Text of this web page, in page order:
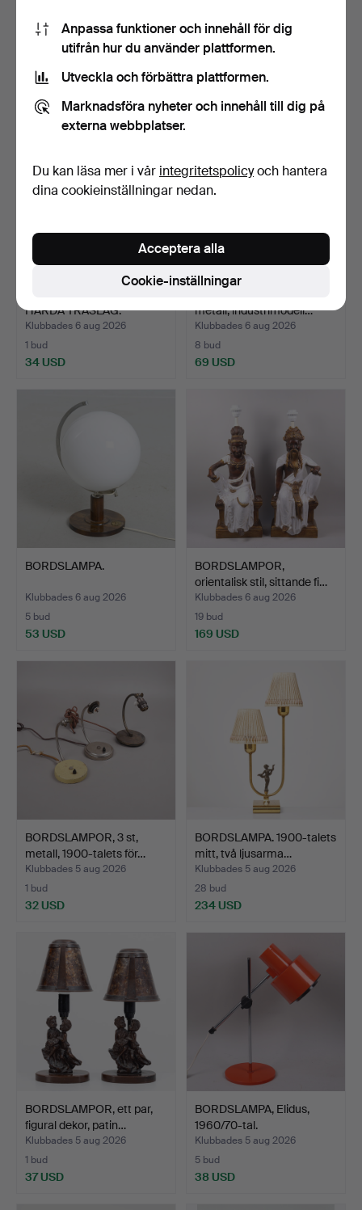
SÖLKEN-LEUCHTEN
BORDSLAMPA MOD.
2441/01 I …
Klubbades 6 aug 2026
1 bud
BORDSLAMPOR, IKEA
1960/70-TAL, ETT PAR, "E…
Klubbades 6 aug 2026
1 bud
HÅRDA TRÄSLAG.
Klubbades 6 aug 2026
1 bud
34 USD
metall, industrimodell…
Klubbades 6 aug 2026
8 bud
69 USD
BORDSLAMPA.
Klubbades 6 aug 2026
5 bud
53 USD
BORDSLAMPOR,
orientalisk stil, sittande fi…
Klubbades 6 aug 2026
19 bud
169 USD
BORDSLAMPOR, 3 st,
metall, 1900-talets för…
Klubbades 5 aug 2026
1 bud
32 USD
BORDSLAMPA. 1900-talets
mitt, två ljusarma…
Klubbades 5 aug 2026
28 bud
234 USD
BORDSLAMPOR, ett par,
figural dekor, patin…
Klubbades 5 aug 2026
1 bud
37 USD
BORDSLAMPA, Elidus,
1960/70-tal.
Klubbades 5 aug 2026
5 bud
38 USD
Anpassa funktioner och innehåll för dig
utifrån hur du använder plattformen.
Utveckla och förbättra plattformen.
Marknadsföra nyheter och innehåll till dig på
externa webbplatser.
Du kan läsa mer i vår integritetspolicyoch hantera
dina cookieinställningar nedan.
Cookie-inställningar
Acceptera alla